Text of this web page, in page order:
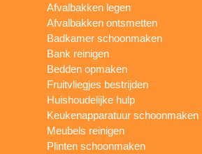
Afvalbakken legen
Afvalbakken ontsmetten
Badkamer schoonmaken
Bank reinigen
Bedden opmaken
Fruitvliegjes bestrijden
Huishoudelijke hulp
Keukenapparatuur schoonmaken
Meubels reinigen
Plinten schoonmaken